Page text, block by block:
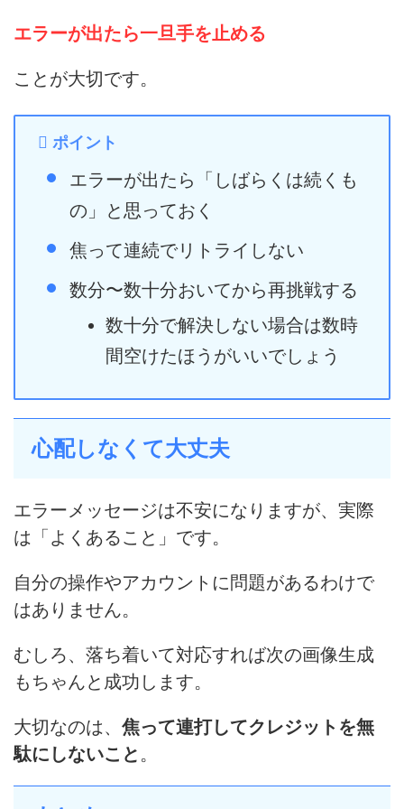
エラーが出たら一旦手を止める
ことが大切です。
ポイント
エラーが出たら「しばらくは続くも
の」と思っておく
焦って連続でリトライしない
数分〜数十分おいてから再挑戦する
数十分で解決しない場合は数時
間空けたほうがいいでしょう
心配しなくて大丈夫
エラーメッセージは不安になりますが、実際
は「よくあること」です。
自分の操作やアカウントに問題があるわけで
はありません。
むしろ、落ち着いて対応すれば次の画像生成
もちゃんと成功します。
大切なのは、 焦って連打してクレジットを無
駄にしないこと 。